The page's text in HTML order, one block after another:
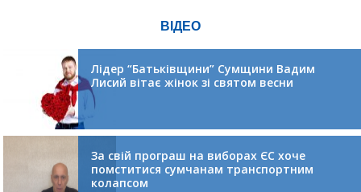
ВІДЕО
Лідер “Батьківщини” Сумщини Вадим
Лисий вітає жінок зі святом весни
За свій програш на виборах ЄС хоче
помститися сумчанам транспортним
колапсом